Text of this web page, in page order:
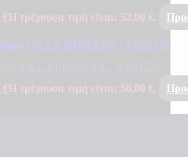
€Η τρέχουσα τιμή είναι: 52,00 €.
€Η τρέχουσα τιμή είναι: 56,00 €.